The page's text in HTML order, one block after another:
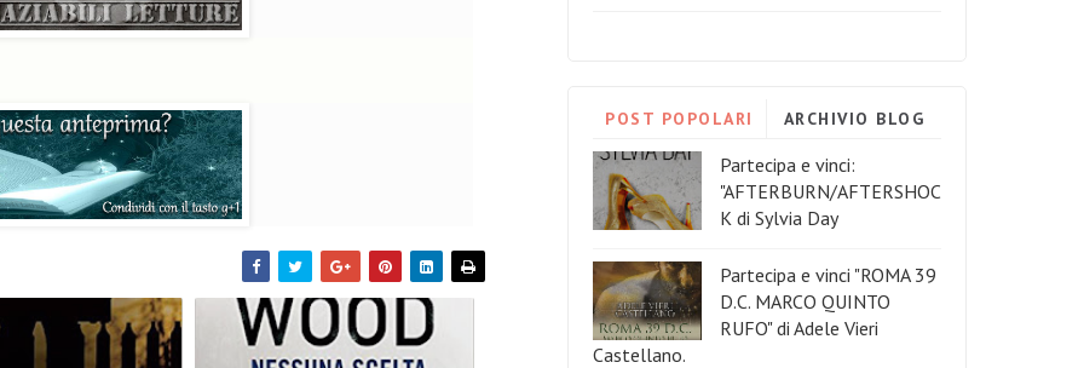
POST POPOLARI ARCHIVIO BLOG
Partecipa e vinci:
"AFTERBURN/AFTERSHOC
K di Sylvia Day
Partecipa e vinci "ROMA 39
D.C. MARCO QUINTO
RUFO" di Adele Vieri
Castellano.